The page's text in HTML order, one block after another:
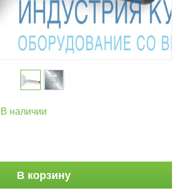
В наличии
В корзину